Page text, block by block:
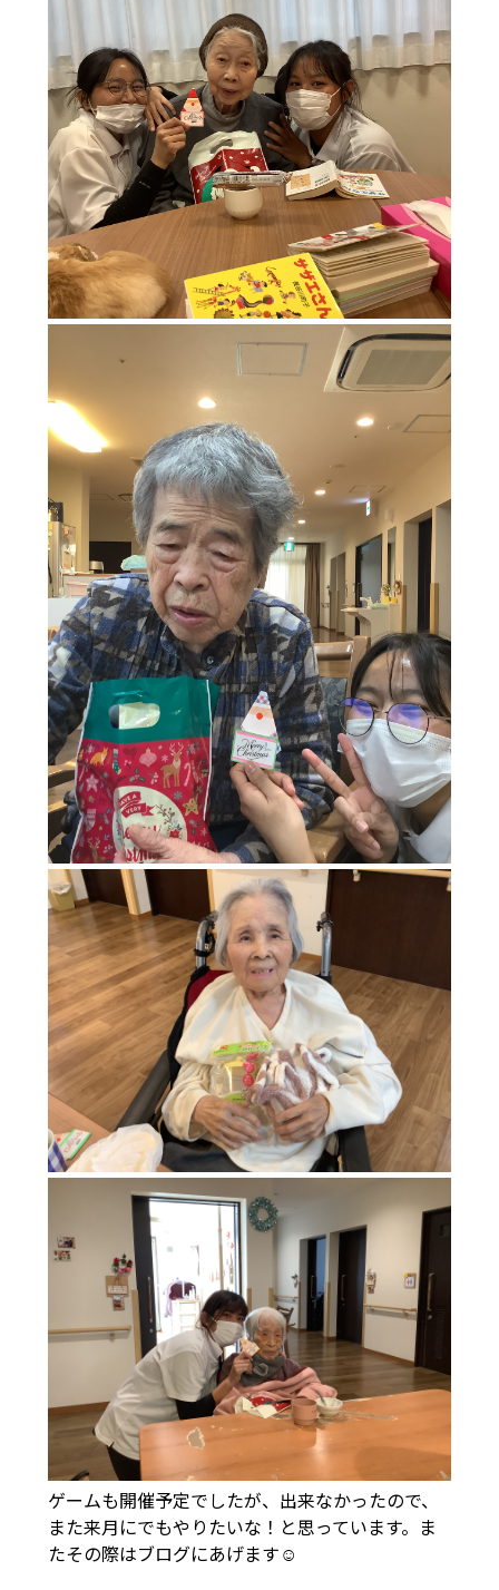
ゲームも開催予定でしたが、出来なかったので、
また来月にでもやりたいな！と思っています。ま
たその際はブログにあげます☺️